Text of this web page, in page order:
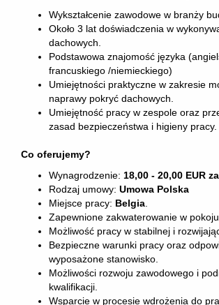
Wykształcenie zawodowe w branży
Około 3 lat doświadczenia w
dachowych.
Podstawowa znajomość języka
francuskiego /niemieckiego)
Umiejętności praktyczne w zakresie
naprawy pokryć dachowych.
Umiejętność pracy w zespole oraz
zasad bezpieczeństwa i higieny pracy.
Co oferujemy?
Wynagrodzenie: 18,00 - 20,00 EUR
Rodzaj umowy: Umowa Polska
Miejsce pracy: Belgia
Zapewnione zakwaterowanie w pokoju
Możliwość pracy w stabilnej i
Bezpieczne warunki pracy oraz
wyposażone stanowisko.
Możliwości rozwoju zawodowego i
kwalifikacji.
Wsparcie w procesie wdrożenia do